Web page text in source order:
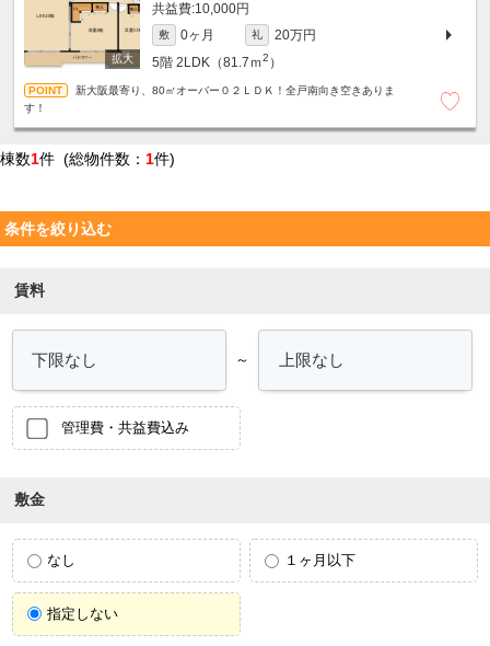
10,000円
敷 0ヶ月 礼
20万円
5階 2LDK（81.7ｍ2 ）
新大阪最寄り、80㎡オーバー０２ＬＤＫ！全戸南向き空きありま
す！
棟数1件 (総物件数： 1件)
条件を絞り込む
賃料
～
管理費・共益費込み
敷金
なし １ヶ月以下
指定しない